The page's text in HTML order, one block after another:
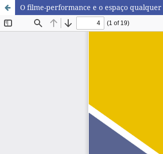
O filme-performance e o espaço qualquer